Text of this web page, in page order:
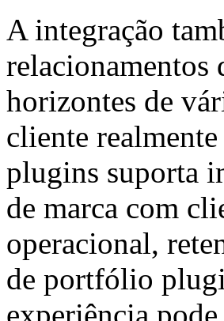
A integração
relacionamentos
horizontes de
cliente
plugins suporta
de marca com
operacional,
de portfólio